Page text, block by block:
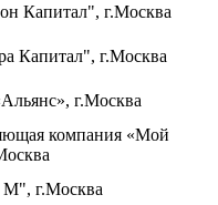
Капитал", г.Москва
Капитал", г.Москва
г.Москва
компания «Мой
г.Москва